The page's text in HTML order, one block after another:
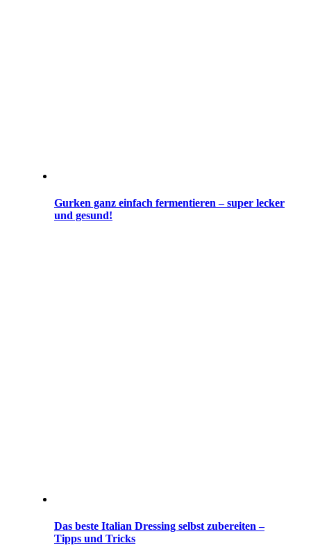
Gurken ganz einfach fermentieren – super lecker
und gesund!
Das beste Italian Dressing selbst zubereiten –
Tipps und Tricks